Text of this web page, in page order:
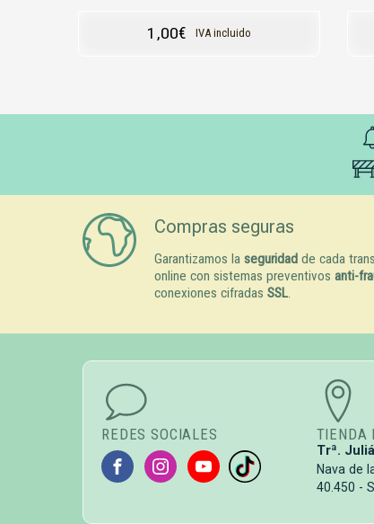
1,00€ IVA incluido
Compras seguras
Garantizamos la seguridad de cada
online con sistemas preventivos anti-
conexiones cifradas SSL
REDES SOCIALES TIENDA
Trª.
Nava de
40.450 -